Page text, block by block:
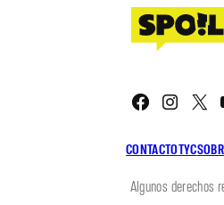
CONTACTOTYC
Algunos derechos